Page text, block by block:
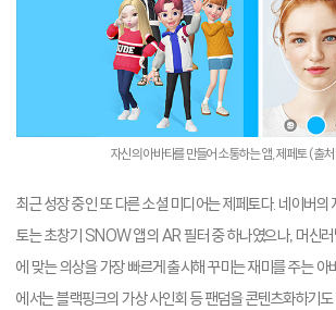
자신의 아바타를 만들어 소통하는 앱, 제페토 (출
최근 성장 중인 또 다른 소셜 미디어는 제페토다. 네이버의
토는 초창기 SNOW 앱의 AR 필터 중 하나였으나, 머신
에 맞는 의상을 가장 빠르게 출시해 꾸미는 재미를 주는 아
에서는 블랙핑크의 가상 사인회 등 팬덤을 콘텐츠화하기